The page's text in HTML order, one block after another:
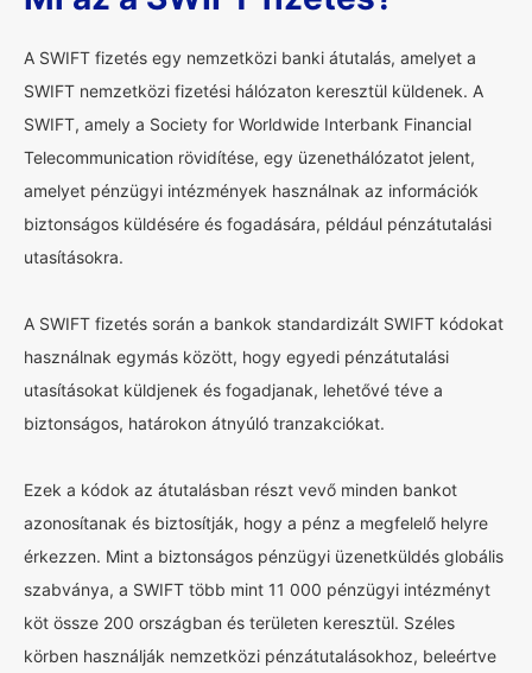
A SWIFT fizetés egy nemzetközi banki átutalás, amelyet a
SWIFT nemzetközi fizetési hálózaton keresztül küldenek. A
SWIFT, amely a Society for Worldwide Interbank Financial
Telecommunication rövidítése, egy üzenethálózatot jelent,
amelyet pénzügyi intézmények használnak az információk
biztonságos küldésére és fogadására, például pénzátutalási
utasításokra.
A SWIFT fizetés során a bankok standardizált SWIFT kódokat
használnak egymás között, hogy egyedi pénzátutalási
utasításokat küldjenek és fogadjanak, lehetővé téve a
biztonságos, határokon átnyúló tranzakciókat.
Ezek a kódok az átutalásban részt vevő minden bankot
azonosítanak és biztosítják, hogy a pénz a megfelelő helyre
érkezzen. Mint a biztonságos pénzügyi üzenetküldés globális
szabványa, a SWIFT több mint 11 000 pénzügyi intézményt
köt össze 200 országban és területen keresztül. Széles
körben használják nemzetközi pénzátutalásokhoz, beleértve